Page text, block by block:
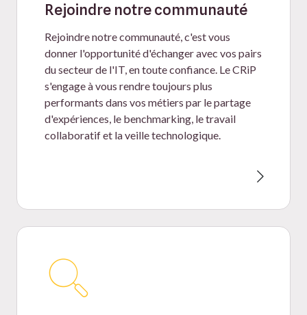
Rejoindre notre communauté
Rejoindre notre communauté, c'est vous
donner l'opportunité d'échanger avec vos pairs
du secteur de l'IT, en toute confiance. Le CRiP
s'engage à vous rendre toujours plus
performants dans vos métiers par le partage
d'expériences, le benchmarking, le travail
collaboratif et la veille technologique.